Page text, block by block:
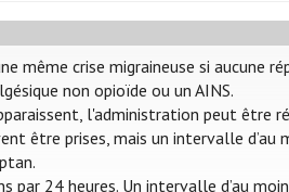
même crise migraineuse si aucune
non opioïde ou un AINS.
l'administration peut être
être prises, mais un intervalle d’au
24 heures. Un intervalle d’au